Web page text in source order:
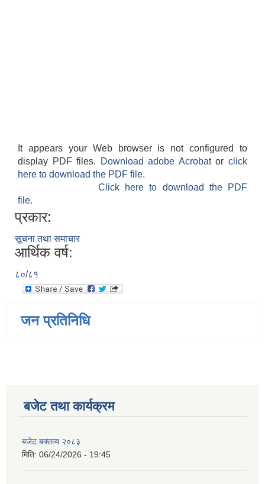
It appears your Web browser is not configured to
display PDF files.
Download adobe Acrobatorclick
here to download the PDF file.
Click here to download the PDF
file.
प्रकार:
सूचना तथा समाचार
आर्थिक वर्ष:
८०/८१
जन प्रतिनिधि
बजेट तथा कार्यक्रम
बजेट बक्तव्य २०८३
मिति: 06/24/2026 - 19:45